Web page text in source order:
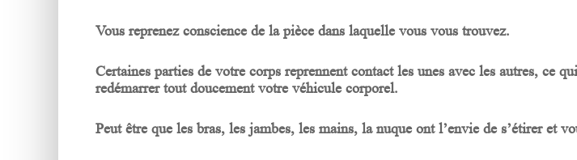
Vous reprenez conscience de la pièce dans laquelle vous vous trouvez.
Certaines parties de votre corps reprennent contact les unes avec les autres, ce
redémarrer tout doucement votre véhicule corporel.
Peut être que les bras, les jambes, les mains, la nuque ont l’envie de s’étirer et